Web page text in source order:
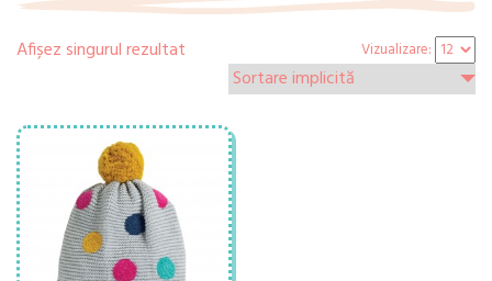
Afișez singurul rezultat Vizualizare: